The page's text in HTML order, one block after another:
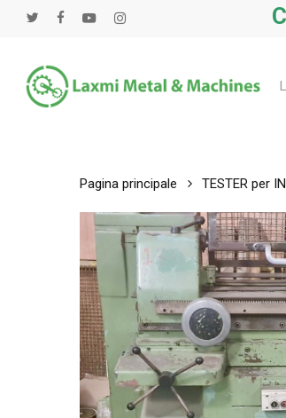
principale
twitter FacebookYoutubeinstagram
Pagina principale TESTER per